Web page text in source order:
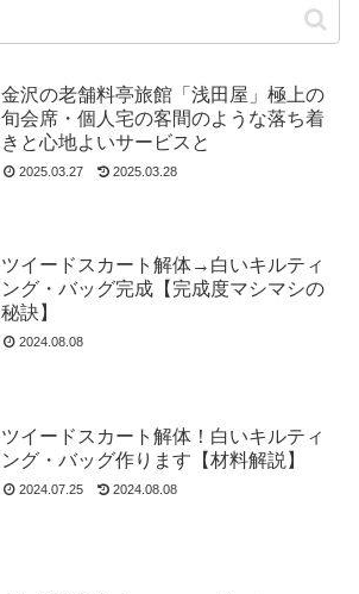
金沢の老舗料亭旅館「浅田屋」極上の
旬会席・個人宅の客間のような落ち着
きと心地よいサービスと
2025.03.27 2025.03.28
ツイードスカート解体→白いキルティ
ング・バッグ完成【完成度マシマシの
秘訣】
2024.08.08
ツイードスカート解体！白いキルティ
ング・バッグ作ります【材料解説】
2024.07.25 2024.08.08